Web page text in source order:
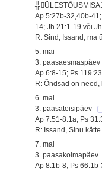
Ap 5:27b-32,40b-
14; Jh 21:1-19 või
R: Sind, Issand, ma
5. mai
3. paasaesmaspäev
Ap 6:8-15; Ps
R: Õndsad on
6. mai
3. paasateisipäev
Ap 7:51-8:1a; Ps
R: Issand, Sinu
7. mai
3. paasakolmapäev
Ap 8:1b-8; Ps